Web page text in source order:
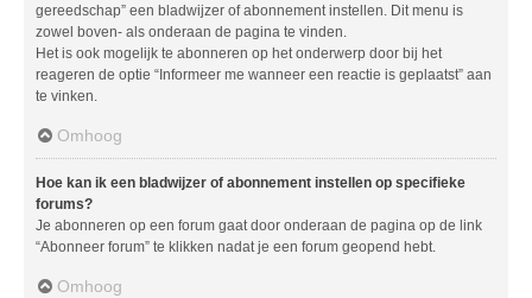
gereedschap” een bladwijzer of abonnement instellen. Dit menu is
zowel boven- als onderaan de pagina te vinden.
Het is ook mogelijk te abonneren op het onderwerp door bij het
reageren de optie “Informeer me wanneer een reactie is geplaatst” aan
te vinken.
Omhoog
Hoe kan ik een bladwijzer of abonnement instellen op specifieke
forums?
Je abonneren op een forum gaat door onderaan de pagina op de link
“Abonneer forum” te klikken nadat je een forum geopend hebt.
Omhoog